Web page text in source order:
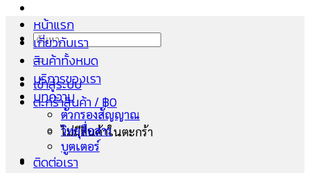
ค้นหา:
เข้าสู่ระบบ
ตะกร้าสินค้า /฿0
ไม่มีสินค้าในตะกร้า
หน้าแรก
เกี่ยวกับเรา
สินค้าทั้งหมด
บริการของเรา
บทความ
ตัวกรองสัญญาณ
วิทยุสื่อสาร
บูตเตอร์
ติดต่อเรา